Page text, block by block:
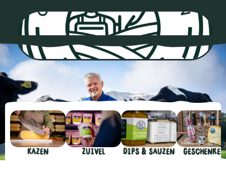
0
Kazen Zuivel Dips & sauzen Geschenken